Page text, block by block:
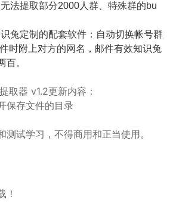
法提取部分2000人群、特殊群的bu
兔定制的配套软件：自动切换帐号群
时附上对方的网名，邮件有效知识兔
百。
取器 v1.2更新内容：
保存文件的目录
测试学习，不得商用和正当使用。
！